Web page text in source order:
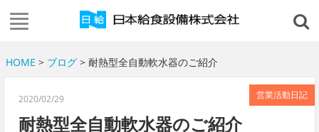
HOME > ブログ> 耐熱型全自動軟水器のご紹介
営業活動日記
2020/02/29
耐熱型全自動軟水器のご紹介